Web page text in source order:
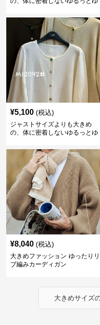
ゆったりドット柄モヘアカーデ
ィガン
¥5,100 (税込)
ジャストサイズよりも大きめ
の、体に密着しないゆるっとゆ
ゆったりリラックスカーディガ
¥8,040 (税込)
大きめファッション ゆったりリ
ブ編みカーディガン
大きめサイズ